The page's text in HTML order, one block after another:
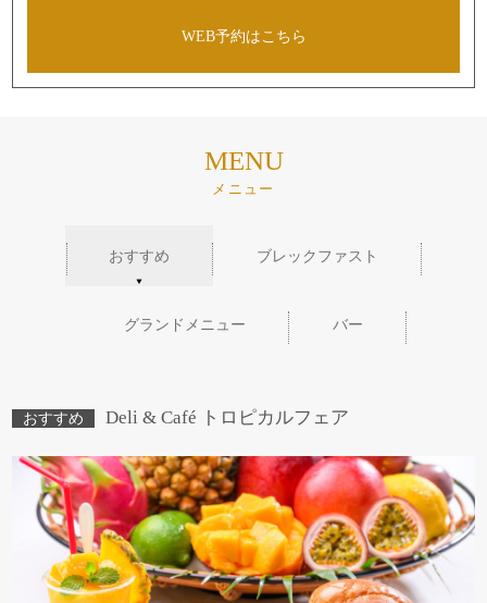
WEB予約はこちら
MENU
メニュー
おすすめ ブレックファスト
グランドメニュー バー
おすすめ Deli & Café トロピカルフェア